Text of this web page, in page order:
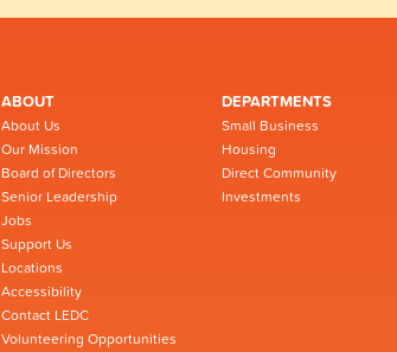
ABOUT
About Us
Our Mission
Board of Directors
Senior Leadership
Jobs
Support Us
Locations
Accessibility
Contact LEDC
Volunteering Opportunities
DEPARTMENTS
Small Business
Housing
Direct Community
Investments